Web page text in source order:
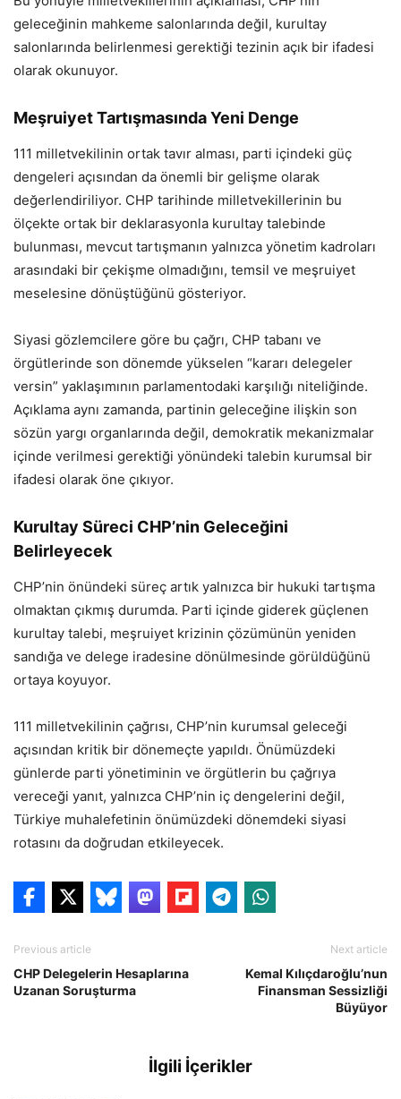
geleceğinin mahkeme salonlarında değil, kurultay
salonlarında belirlenmesi gerektiği tezinin açık bir ifadesi
olarak okunuyor.
Meşruiyet Tartışmasında Yeni Denge
111 milletvekilinin ortak tavır alması, parti içindeki güç
dengeleri açısından da önemli bir gelişme olarak
değerlendiriliyor. CHP tarihinde milletvekillerinin bu
ölçekte ortak bir deklarasyonla kurultay talebinde
bulunması, mevcut tartışmanın yalnızca yönetim kadroları
arasındaki bir çekişme olmadığını, temsil ve meşruiyet
meselesine dönüştüğünü gösteriyor.
Siyasi gözlemcilere göre bu çağrı, CHP tabanı ve
örgütlerinde son dönemde yükselen “kararı delegeler
versin” yaklaşımının parlamentodaki karşılığı niteliğinde.
Açıklama aynı zamanda, partinin geleceğine ilişkin son
sözün yargı organlarında değil, demokratik mekanizmalar
içinde verilmesi gerektiği yönündeki talebin kurumsal bir
ifadesi olarak öne çıkıyor.
Kurultay Süreci CHP’nin Geleceğini
Belirleyecek
CHP’nin önündeki süreç artık yalnızca bir hukuki tartışma
olmaktan çıkmış durumda. Parti içinde giderek güçlenen
kurultay talebi, meşruiyet krizinin çözümünün yeniden
sandığa ve delege iradesine dönülmesinde görüldüğünü
ortaya koyuyor.
111 milletvekilinin çağrısı, CHP’nin kurumsal geleceği
açısından kritik bir dönemeçte yapıldı. Önümüzdeki
günlerde parti yönetiminin ve örgütlerin bu çağrıya
vereceği yanıt, yalnızca CHP’nin iç dengelerini değil,
Türkiye muhalefetinin önümüzdeki dönemdeki siyasi
rotasını da doğrudan etkileyecek.
Previous article
CHP Delegelerin Hesaplarına
Uzanan Soruşturma
Next article
Kemal Kılıçdaroğlu’nun
Finansman Sessizliği
Büyüyor
İlgili İçerikler